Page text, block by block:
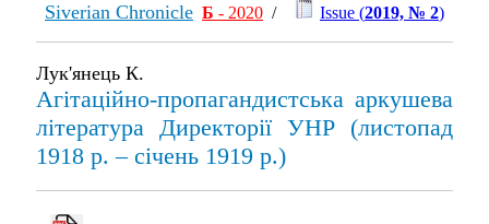
Siverian Chronicle Б - 2020 / Issue (2019, № 2)
Лук'янець К.
Агітаційно-пропагандистська аркушева
література Директорії УНР (листопад
1918 р. – січень 1919 р.)